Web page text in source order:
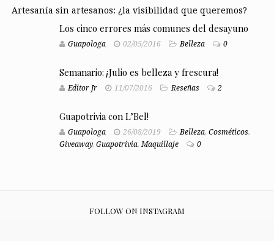
Artesanía sin artesanos: ¿la visibilidad que queremos?
Los cinco errores más comunes del desayuno
Guapologa 02/05/2016 Belleza 0
Semanario: ¡Julio es belleza y frescura!
Editor Jr 11/07/2016 Reseñas 2
Guapotrivia con L’Bel!
Guapologa 26/08/2019 Belleza, Cosméticos,
Giveaway, Guapotrivia,Maquillaje 0
FOLLOW ON INSTAGRAM